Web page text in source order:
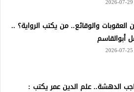
2026-07-29
العقوبات والوقائع.. من يكتب الرواية؟ ..
أبوالقاسم
2026-07-25
الدهشة.. علم الدين عمر يكتب :